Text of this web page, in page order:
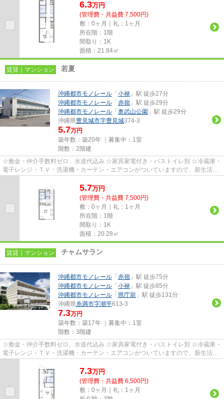
6.3万円
(管理費・共益費 7,500円)
敷：0ヶ月｜礼：1ヶ月
所在階：1階
間取り：1K
面積：21.84㎡
賃貸｜マンション 若夏
沖縄都市モノレール 「 小禄 」駅 徒歩27分
沖縄都市モノレール 「 赤嶺 」駅 徒歩29分
沖縄都市モノレール 「 奥武山公園 」駅 徒歩29分
沖縄県豊見城市字豊見城374-3
5.7万円
築年数：築20年 ｜募集中： 1室
階数：2階建
☆敷金・仲介手数料ゼロ、水道代込み ☆家具家電付き・バストイレ別 ☆冷蔵庫・
電子レンジ・ＴＶ・洗濯機・カーテン・エアコンがついていますので、新生活が
5.7万円
(管理費・共益費 7,500円)
敷：0ヶ月｜礼：1ヶ月
所在階：1階
間取り：1K
面積：20.28㎡
賃貸｜マンション チャムサラン
沖縄都市モノレール 「 赤嶺 」駅 徒歩75分
沖縄都市モノレール 「 小禄 」駅 徒歩85分
沖縄都市モノレール 「 県庁前 」駅 徒歩131分
沖縄県糸満市字潮平613-3
7.3万円
築年数：築17年 ｜募集中： 1室
階数：3階建
☆敷金・仲介手数料ゼロ、水道代込み ☆家具家電付き・バストイレ別 ☆冷蔵庫・
電子レンジ・ＴＶ・洗濯機・カーテン・エアコンがついていますので、新生活が
7.3万円
(管理費・共益費 6,500円)
敷：0ヶ月｜礼：1ヶ月